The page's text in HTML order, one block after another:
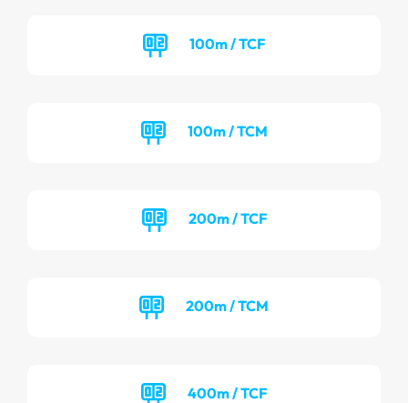
100m / TCF
100m / TCM
200m / TCF
200m / TCM
400m / TCF